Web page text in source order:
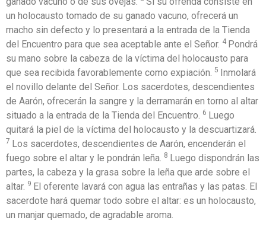
un holocausto tomado de su ganado vacuno, ofrecerá un
macho sin defecto y lo presentará a la entrada de la Tienda
del Encuentro para que sea aceptable ante el Señor. 4 Pondrá
su mano sobre la cabeza de la víctima del holocausto para
que sea recibida favorablemente como expiación. 5 Inmolará
el novillo delante del Señor. Los sacerdotes, descendientes
de Aarón, ofrecerán la sangre y la derramarán en torno al altar
situado a la entrada de la Tienda del Encuentro.
6 Luego
quitará la piel de la víctima del holocausto y la descuartizará.
7 Los sacerdotes, descendientes de Aarón, encenderán el
fuego sobre el altar y le pondrán leña.
8 Luego dispondrán las
partes, la cabeza y la grasa sobre la leña que arde sobre el
altar. 9 El oferente lavará con agua las entrañas y las patas. El
sacerdote hará quemar todo sobre el altar: es un holocausto,
un manjar quemado, de agradable aroma.